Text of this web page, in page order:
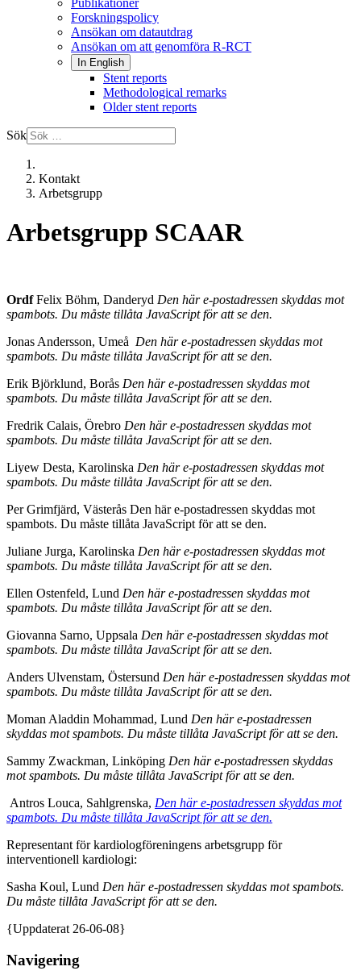
Publikationer
Forskningspolicy
Ansökan om datautdrag
Ansökan om att genomföra R-RCT
In English
Stent reports
Methodological remarks
Older stent reports
Sök
Kontakt
Arbetsgrupp
Arbetsgrupp SCAAR
OrdfFelix Böhm, Danderyd Den här e-postadressen skyddas mot
spambots. Du måste tillåta JavaScript för att se den.
Jonas Andersson, Umeå Den här e-postadressen skyddas mot
spambots. Du måste tillåta JavaScript för att se den.
Erik Björklund, Borås Den här e-postadressen skyddas mot
spambots. Du måste tillåta JavaScript för att se den.
Fredrik Calais, Örebro Den här e-postadressen skyddas mot
spambots. Du måste tillåta JavaScript för att se den.
Liyew Desta, Karolinska Den här e-postadressen skyddas mot
spambots. Du måste tillåta JavaScript för att se den.
Per Grimfjärd, Västerås Den här e-postadressen skyddas mot
spambots. Du måste tillåta JavaScript för att se den.
Juliane Jurga, Karolinska Den här e-postadressen skyddas mot
spambots. Du måste tillåta JavaScript för att se den.
Ellen Ostenfeld, Lund Den här e-postadressen skyddas mot
spambots. Du måste tillåta JavaScript för att se den.
Giovanna Sarno, Uppsala Den här e-postadressen skyddas mot
spambots. Du måste tillåta JavaScript för att se den.
Anders Ulvenstam, Östersund Den här e-postadressen skyddas mot
spambots. Du måste tillåta JavaScript för att se den.
Moman Aladdin Mohammad, Lund Den här e-postadressen
skyddas mot spambots. Du måste tillåta JavaScript för att se den.
Sammy Zwackman, Linköping Den här e-postadressen skyddas
mot spambots. Du måste tillåta JavaScript för att se den.
Antros Louca, Sahlgrenska, Den här e-postadressen skyddas mot
spambots. Du måste tillåta JavaScript för att se den.
Representant för kardiologföreningens arbetsgrupp för
interventionell kardiologi:
Sasha Koul, Lund Den här e-postadressen skyddas mot spambots.
Du måste tillåta JavaScript för att se den.
{Uppdaterat 26-06-08}
Navigering